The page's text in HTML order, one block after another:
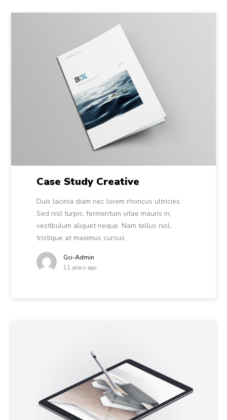
Case Study Creative
Duis lacinia diam nec lorem rhoncus ultricies.
Sed nisl turpis, fermentum vitae mauris in,
vestibulum aliquet neque. Nam tellus nisl,
tristique at maximus cursus.
Gci-Admin
11 years ago